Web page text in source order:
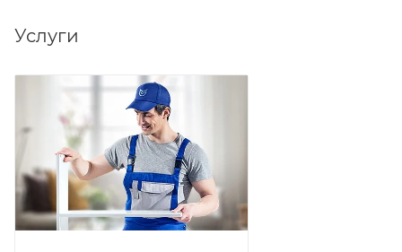
Каркас: массив дерева, ЛДСП, ДВП, фанера,
При заказе нужно указывать угол (правый/левый).
Под заказ цветовое исполнение в коллекции ткани
велюр. Коллекция Velutto более 20 цветовых
решений на выбор.
Услуги